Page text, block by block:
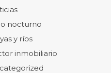
nocturno
y ríos
inmobiliario